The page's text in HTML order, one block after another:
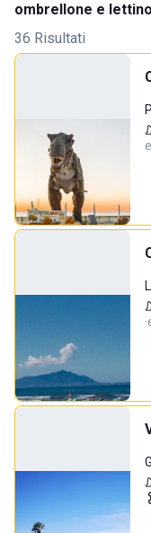
ombrellone e lettino
36 Risultati
·